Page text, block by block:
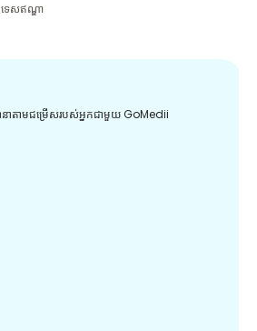
ទេសឥណ្ឌា
នាតាមជម្រើសរបស់អ្នកជាមួយ GoMedii